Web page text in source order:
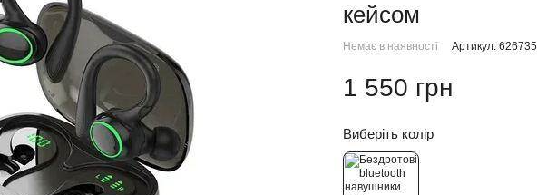
кейсом
Немає в наявності Артикул:
1 550 грн
Виберіть колір